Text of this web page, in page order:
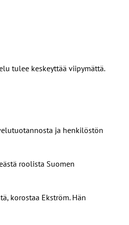
tulee keskeyttää viipymättä.
ja henkilöstön
roolista Suomen
korostaa Ekström. Hän